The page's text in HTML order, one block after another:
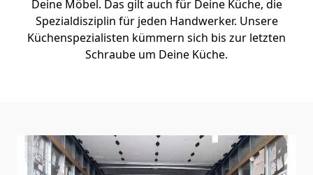
Deine Möbel. Das gilt auch für Deine Küche, die
Spezialdisziplin für jeden Handwerker. Unsere
Küchenspezialisten kümmern sich bis zur letzten
Schraube um Deine Küche.